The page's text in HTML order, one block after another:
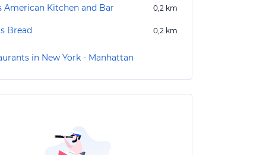
American Kitchen and Bar 0,2 km
Bread 0,2 km
in New York - Manhattan